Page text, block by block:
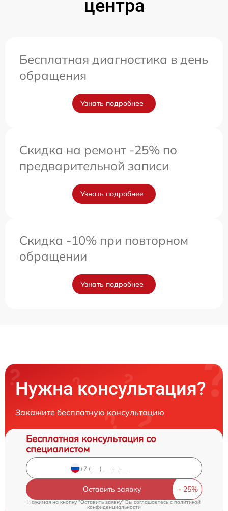
центра
Бесплатная диагностика в день
обращения
Узнать подробнее
Скидка на ремонт -25% по
предварительной записи
Узнать подробнее
Скидка -10% при повторном
обращении
Узнать подробнее
Нужна консультация?
Закажите бесплатную консультацию
Бесплатная консультация со
специалистом
Оставить заявку
Нажимая на кнопку "Оставить заявку" Вы соглашаетесь cполитикой
конфиденциальности